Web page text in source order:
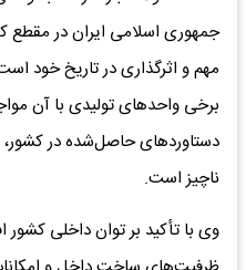
جمهوری اسلامی ایران در
مهم و اثرگذاری در تاریخ
برخی واحدهای تولیدی با آن
دستاوردهای حاصل‌شده در کشور،
ناچیز است.
وی با تأکید بر توان داخلی کشور